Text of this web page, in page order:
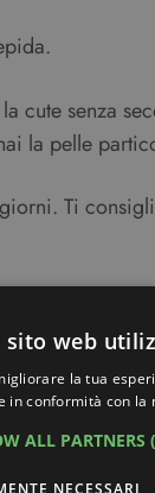
cute senza
la pelle
Ti
il nostro
sito web
la tua
in conformità con la
ALL PARTNERS
NECESSARI